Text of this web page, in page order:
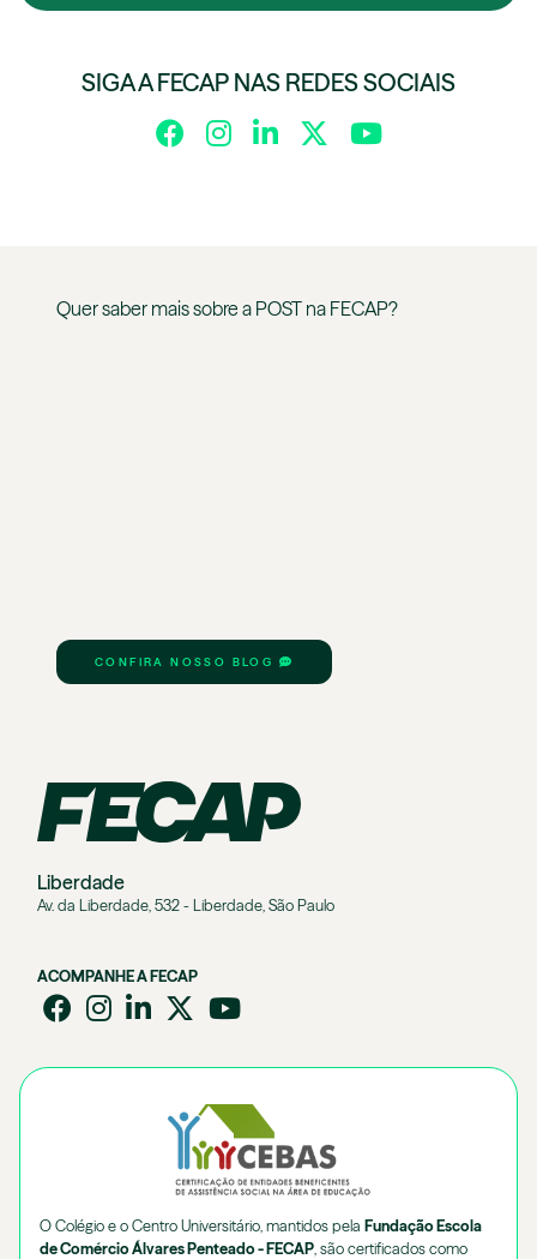
SIGA A FECAP NAS REDES SOCIAIS
Quer saber mais sobre a POST na FECAP?
CONFIRA NOSSO BLOG
Liberdade
Av. da Liberdade, 532 - Liberdade, São Paulo
ACOMPANHE A FECAP
O Colégio e o Centro Universitário, mantidos pela Fundação Escola
de Comércio Álvares Penteado - FECAP , são certificados como